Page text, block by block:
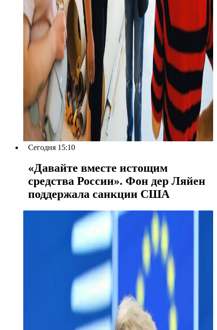
Сегодня 15:10
«Давайте вместе истощим
средства России». Фон дер Ляйен
поддержала санкции США